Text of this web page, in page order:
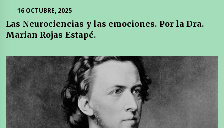
16 OCTUBRE, 2025
Las Neurociencias y las emociones. Por la Dra.
Marian Rojas Estapé.